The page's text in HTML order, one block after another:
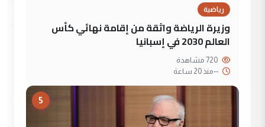
رياضية
وزيرة الرياضة واثقة من إقامة نهائي كأس
العالم 2030 في إسبانيا
--منذ 20 ساعة
5